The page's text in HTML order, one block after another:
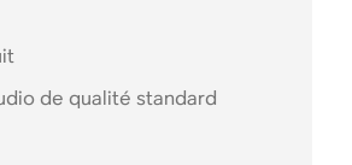
de qualité standard